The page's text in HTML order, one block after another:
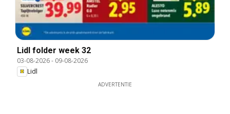
Lidl folder week 32
03-08-2026- 09-08-2026
Lidl
ADVERTENTIE